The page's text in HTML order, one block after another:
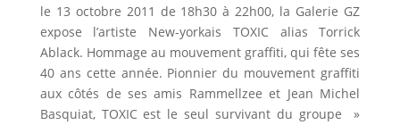
le 13 octobre 2011 de 18h30 à 22h00, la Galerie GZ
expose l’artiste New-yorkais TOXIC alias Torrick
Ablack. Hommage au mouvement graffiti, qui fête ses
40 ans cette année. Pionnier du mouvement graffiti
aux côtés de ses amis Rammellzee et Jean Michel
Basquiat, TOXIC est le seul survivant du groupe »